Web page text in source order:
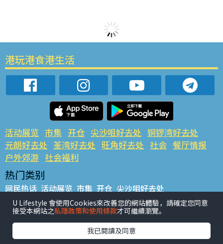
港玩港食港生活
活动展览 市集 开仓 尖沙咀好去处 铜锣湾好去处
元朗好去处 荃湾好去处 旺角好去处 社会 餐厅情报
户外郊游 社会福利
热门类别
网民热话 活动展览 市集 开仓 尖沙咀好去处
铜锣湾好去处 元朗好去处 荃湾好去处 旺角好去处 社会
餐厅情报 户外郊游
热门标签
U Lifestyle 會使用Cookies來改善您的網站體驗，請確定您同意
接受本網站之私隱政策和使用條款才可繼續瀏覽。
我已閱讀及同意